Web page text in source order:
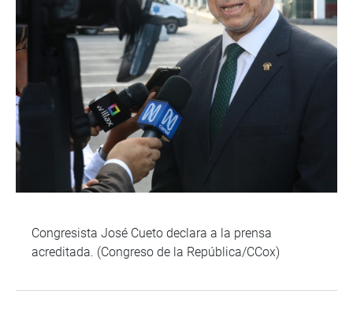
Congresista José Cueto declara a la prensa
acreditada. (Congreso de la República/CCox)